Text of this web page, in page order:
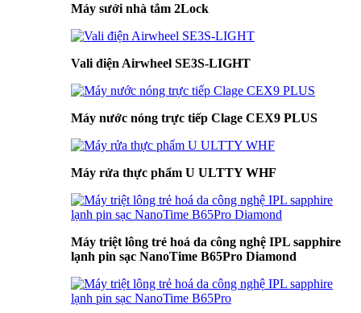
Máy sưởi nhà tắm 2Lock
Vali điện Airwheel SE3S-LIGHT
Máy nước nóng trực tiếp Clage CEX9 PLUS
Máy rửa thực phẩm U ULTTY WHF
Máy triệt lông trẻ hoá da công nghệ IPL sapphire
lạnh pin sạc NanoTime B65Pro Diamond